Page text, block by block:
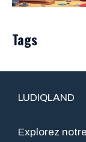
Tags
LUDIQLAND
Explorez